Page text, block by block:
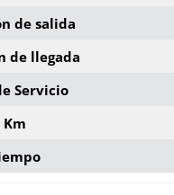
de salida
de llegada
Servicio
Km